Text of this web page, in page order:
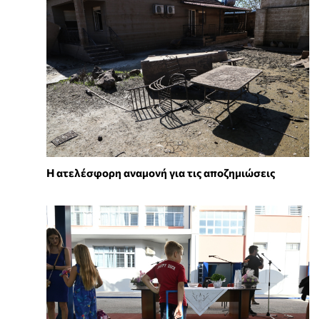
Η ατελέσφορη αναμονή για τις αποζημιώσεις